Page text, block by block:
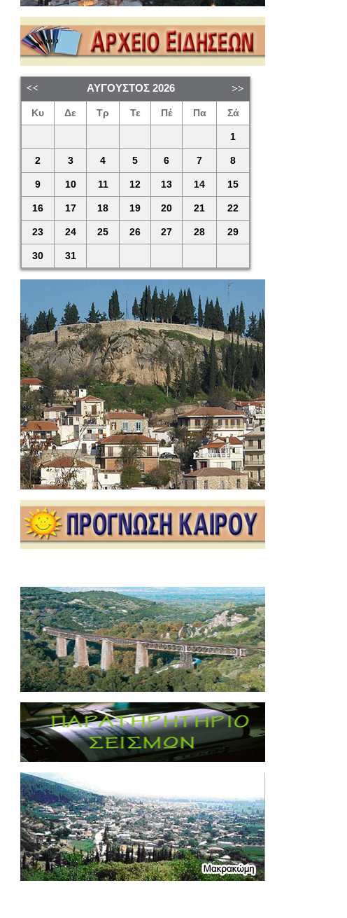
ΑΎΓΟΥΣΤΟΣ 2026
Κυ Δε Τρ Τε Πέ Πα Σά
1
2 3 4 5 6 7 8
9 10 11 12 13 14 15
16 17 18 19 20 21 22
23 24 25 26 27 28 29
30 31